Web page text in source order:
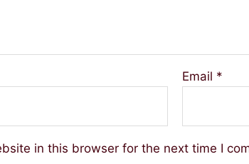
Email *
in this browser for the next time I